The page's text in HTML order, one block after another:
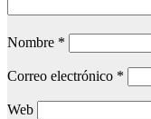
Nombre *
Correo electrónico *
Web